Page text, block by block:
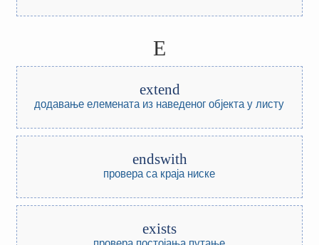
E
extend
додавање елемената из наведеног објекта у листу
endswith
провера са краја ниске
exists